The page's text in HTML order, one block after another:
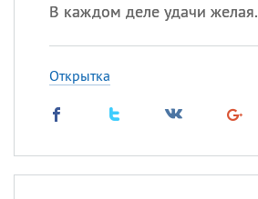
В каждом деле удачи желая.
Открытка